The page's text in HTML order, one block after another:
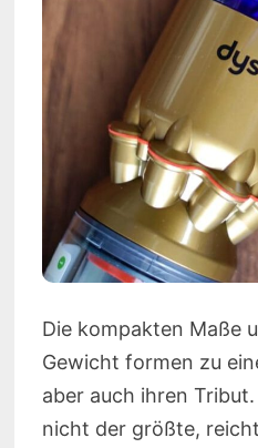
Die kompakten Maße
Gewicht formen zu
aber auch ihren
nicht der größte,